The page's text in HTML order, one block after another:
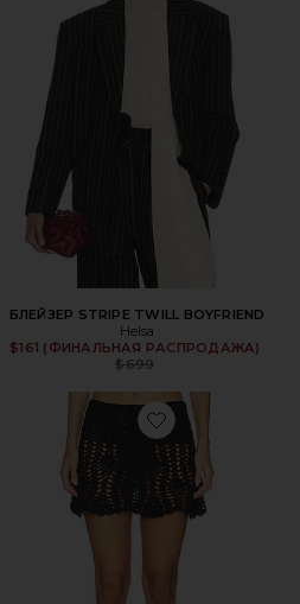
БЛЕЙЗЕР STRIPE TWILL BOYFRIEND
Helsa
$161 (ФИНАЛЬНАЯ РАСПРОДАЖА)
Previous price:
$699
Favorite ЮБКА LOLA